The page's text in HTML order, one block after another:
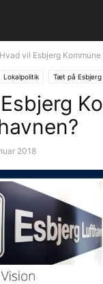
Hvad vil Esbjerg
Lokalpolitik Tæt på Esbjerg
2018